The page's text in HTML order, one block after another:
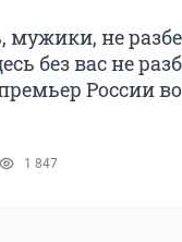
мужики, не
без вас не
России
1 847